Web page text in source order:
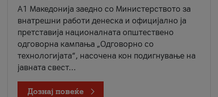
A1 Македонија заедно со Министерството за
внатрешни работи денеска и официјално ја
претставија националната општествено
одговорна кампања „Одговорно со
технологијата“, насочена кон подигнување на
јавната свест...
Дознај повеќе